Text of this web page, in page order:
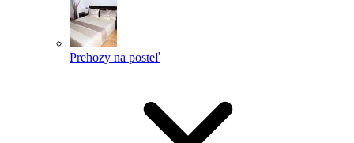
Prehozy na posteľ